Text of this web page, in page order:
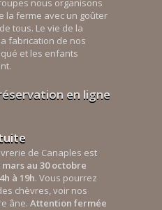
nous organisons
la ferme avec un goûter
tous. Le vie de la
fabrication de nos
et les enfants
en ligne
de Canaples est
mars au 30 octobre
à 19h. Vous pourrez
chèvres, voir nos
âne. Attention fermée